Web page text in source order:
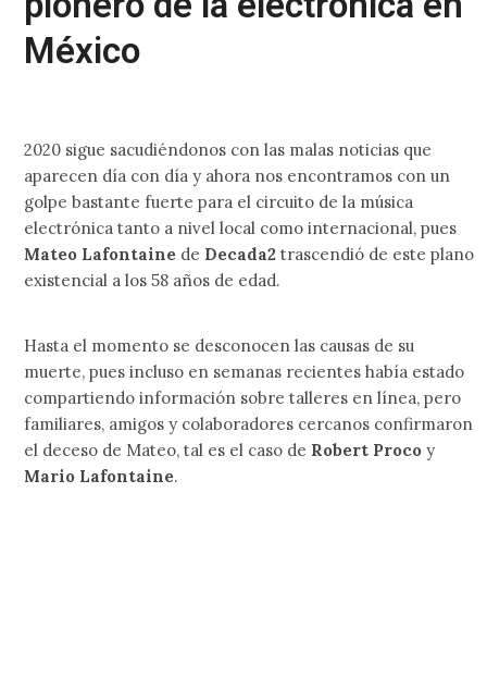
México
2020 sigue sacudiéndonos con las malas noticias que
aparecen día con día y ahora nos encontramos con un
golpe bastante fuerte para el circuito de la música
electrónica tanto a nivel local como internacional, pues
Mateo Lafontaine de Decada2trascendió de este plano
existencial a los 58 años de edad.
Hasta el momento se desconocen las causas de su
muerte, pues incluso en semanas recientes había estado
compartiendo información sobre talleres en línea, pero
familiares, amigos y colaboradores cercanos confirmaron
el deceso de Mateo, tal es el caso de Robert Proco y
Mario Lafontaine.